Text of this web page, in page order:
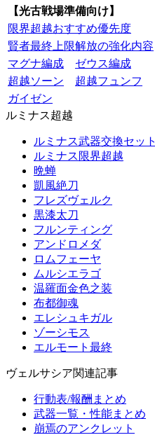
【光古戦場準備向け】
限界超越おすすめ優先度
賢者最終上限解放の強化内容
マグナ編成
ゼウス編成
超越ソーン
超越フュンフ
ガイゼン
ルミナス超越
ルミナス武器交換セット
ルミナス限界超越
晩蝉
凱風絶刀
フレズヴェルク
黒漆太刀
フルンティング
アンドロメダ
ロムフェーヤ
ムルシエラゴ
温羅面金色之装
布都御魂
エレシュキガル
ゾーシモス
エルモート最終
ヴェルサシア関連記事
行動表/報酬まとめ
武器一覧・性能まとめ
崩焉のアンクレット